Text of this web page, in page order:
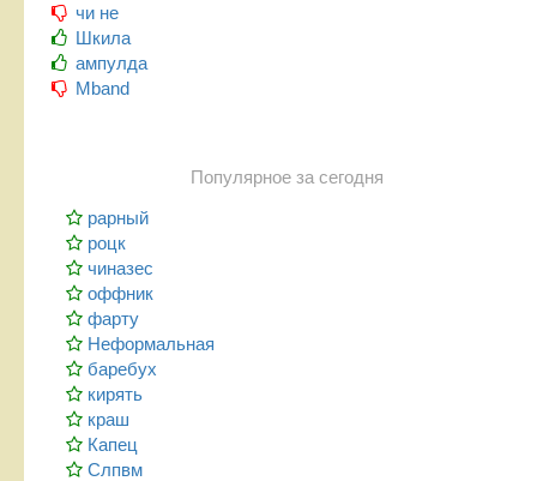
чи не
Шкила
ампулда
Mband
Популярное за сегодня
рарный
роцк
чиназес
оффник
фарту
Неформальная
баребух
кирять
краш
Капец
Слпвм